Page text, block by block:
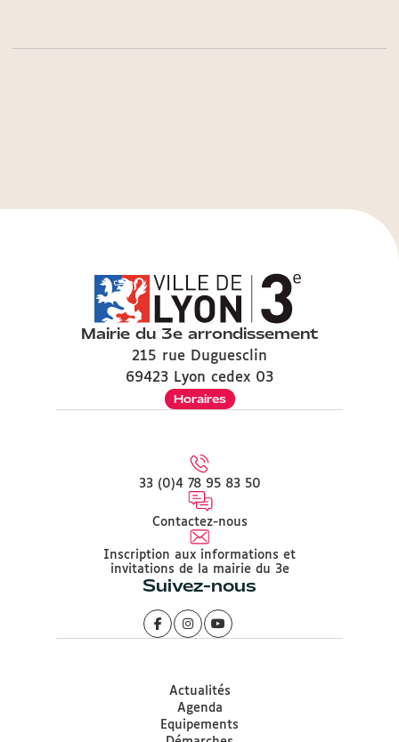
Mairie du 3e arrondissement
215 rue Duguesclin
69423 Lyon cedex 03
Horaires
33 (0)4 78 95 83 50
Contactez-nous
Inscription aux informations et
invitations de la mairie du 3e
Suivez-nous
Actualités
Agenda
Equipements